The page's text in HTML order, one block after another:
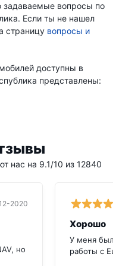
задаваемые вопросы по
Если ты не нашел
страницу вопросы и
доступны в
представлены:
нас на 9.1/10 из 12840
2020
но
Хорошо
У меня был
работы с